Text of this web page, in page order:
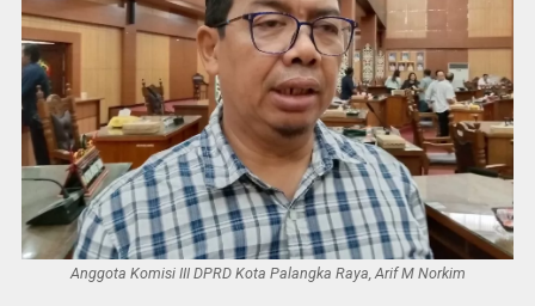
Anggota Komisi III DPRD Kota Palangka Raya, Arif M Norkim